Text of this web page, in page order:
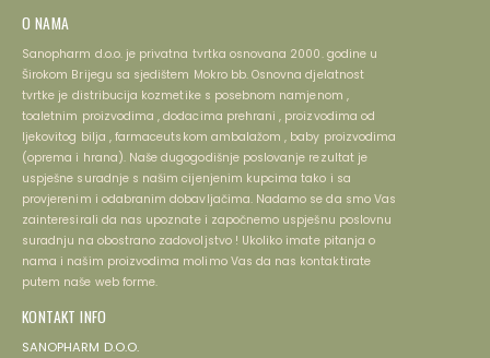
O NAMA
Sanopharm d.o.o. je privatna tvrtka osnovana 2000. godine u
Širokom Brijegu sa sjedištem Mokro bb. Osnovna djelatnost
tvrtke je distribucija kozmetike s posebnom namjenom ,
toaletnim proizvodima , dodacima prehrani , proizvodima od
ljekovitog bilja , farmaceutskom ambalažom , baby proizvodima
(oprema i hrana). Naše dugogodišnje poslovanje rezultat je
uspješne suradnje s našim cijenjenim kupcima tako i sa
provjerenim i odabranim dobavljačima. Nadamo se da smo Vas
zainteresirali da nas upoznate i započnemo uspješnu poslovnu
suradnju na obostrano zadovoljstvo ! Ukoliko imate pitanja o
nama i našim proizvodima molimo Vas da nas kontaktirate
putem naše web forme.
KONTAKT INFO
SANOPHARM D.O.O.